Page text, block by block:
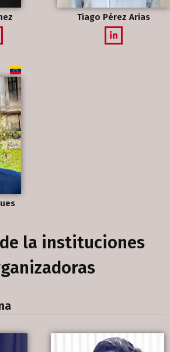
Tiago Pérez Arias
la instituciones